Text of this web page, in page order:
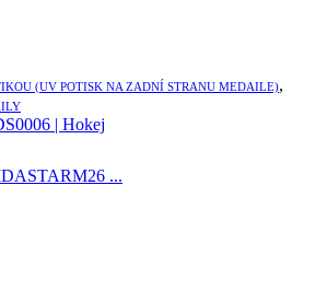
vybrať
na
(UV POTISK NA ZADNÍ STRANU MEDAILE),
| Hokej
...